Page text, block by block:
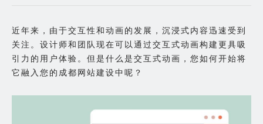
出色的你。
近年来，由于交互性和动画的发展，沉浸式内容迅速受到
关注。设计师和团队现在可以通过交互式动画构建更具吸
引力的用户体验。但是什么是交互式动画，您如何开始将
它融入您的成都网站建设中呢？